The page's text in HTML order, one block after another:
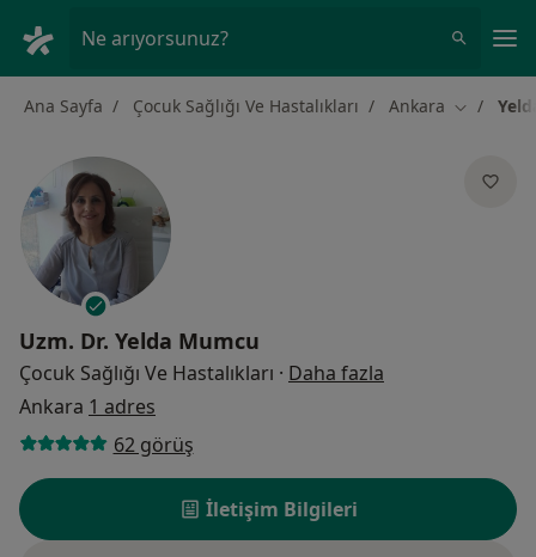
Ne arıyorsunuz?
Ana Sayfa Çocuk Sağlığı Ve Hastalıkları Ankara Şehir
Uzm. Dr. Yelda Mumcu
Çocuk Sağlığı Ve Hastalıkları · Daha fazla
Ankara 1 adres
62 görüş
İletişim Bilgileri